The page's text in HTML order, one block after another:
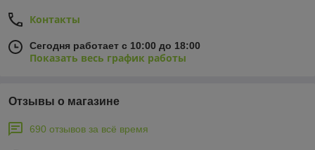
Контакты
Сегодня работает с 10:00 до 18:00
Показать весь график работы
Отзывы о магазине
690 отзывов за всё время